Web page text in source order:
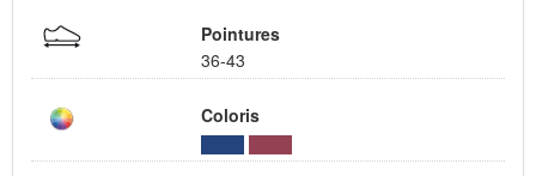
Pointures
36-43
Coloris